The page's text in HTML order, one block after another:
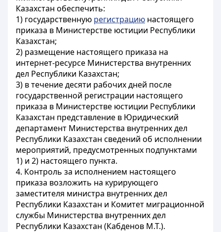
Казахстан обеспечить:
1) государственную регистрацию настоящего
приказа в Министерстве юстиции Республики
Казахстан;
2) размещение настоящего приказа на
интернет-ресурсе Министерства внутренних
дел Республики Казахстан;
3) в течение десяти рабочих дней после
государственной регистрации настоящего
приказа в Министерстве юстиции Республики
Казахстан представление в Юридический
департамент Министерства внутренних дел
Республики Казахстан сведений об исполнении
мероприятий, предусмотренных подпунктами
1) и 2) настоящего пункта.
4. Контроль за исполнением настоящего
приказа возложить на курирующего
заместителя министра внутренних дел
Республики Казахстан и Комитет миграционной
службы Министерства внутренних дел
Республики Казахстан (Кабденов М.Т.).